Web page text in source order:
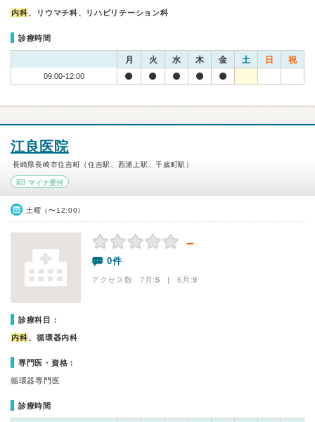
内科、リウマチ科、リハビリテーション科
診療時間
月 火 水 木 金 土 日 祝
09:00-12:00
江良医院
長崎県長崎市住吉町（住吉駅、西浦上駅、千歳町駅）
マイナ受付
土曜（〜12:00）
－
0件
アクセス数 7月:5 | 6月:9
診療科目：
内科、循環器内科
専門医・資格：
循環器専門医
診療時間